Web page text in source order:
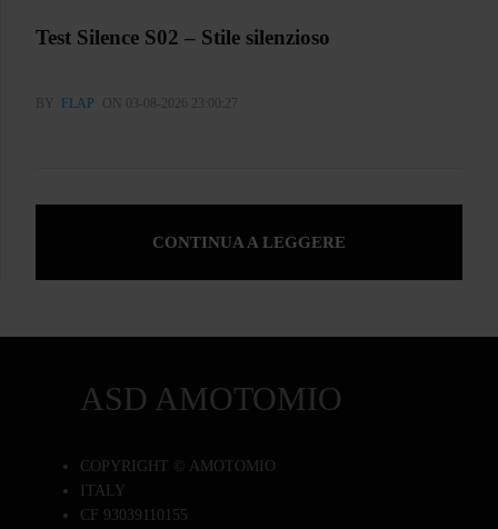
Test Silence S02 – Stile silenzioso
BY FLAP ON 03-08-2026 23:00:27
CONTINUA A LEGGERE
ASD AMOTOMIO
COPYRIGHT © AMOTOMIO
ITALY
CF 93039110155